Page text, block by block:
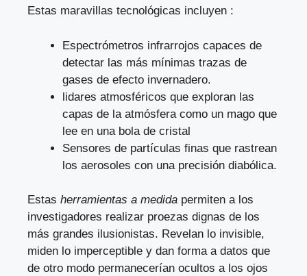
Estas maravillas tecnológicas incluyen :
Espectrómetros infrarrojos capaces de
detectar las más mínimas trazas de
gases de efecto invernadero.
lidares atmosféricos que exploran las
capas de la atmósfera como un mago que
lee en una bola de cristal
Sensores de partículas finas que rastrean
los aerosoles con una precisión diabólica.
Estas herramientas a medida permiten a los
investigadores realizar proezas dignas de los
más grandes ilusionistas. Revelan lo invisible,
miden lo imperceptible y dan forma a datos que
de otro modo permanecerían ocultos a los ojos